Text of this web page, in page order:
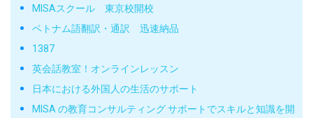
MISAスクール 東京校開校
ベトナム語翻訳・通訳 迅速納品
1387
英会話教室！オンラインレッスン
日本における外国人の生活のサポート
MISA の教育コンサルティング サポートでスキルと知識を開